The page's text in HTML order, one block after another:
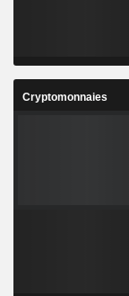
Cryptomonnaies